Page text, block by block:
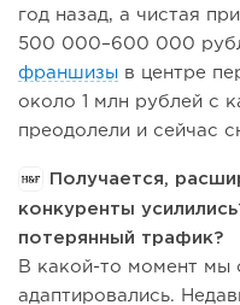
год назад, а чистая
500 000–600 000
франшизы в центре
около 1 млн рублей с
преодолели и сейчас
Получается,
конкуренты
потерянный трафик?
В какой-то момент мы
адаптировались.